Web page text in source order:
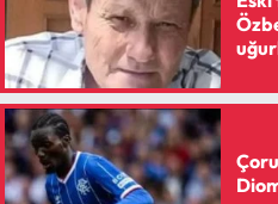
Siyaset
Spor
Sungurlu Haberleri
Turizm